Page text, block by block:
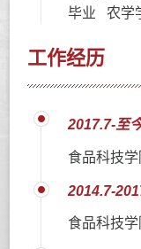
毕业 农学
工作经历
2017.7-至
食品科技
2014.7-
食品科技